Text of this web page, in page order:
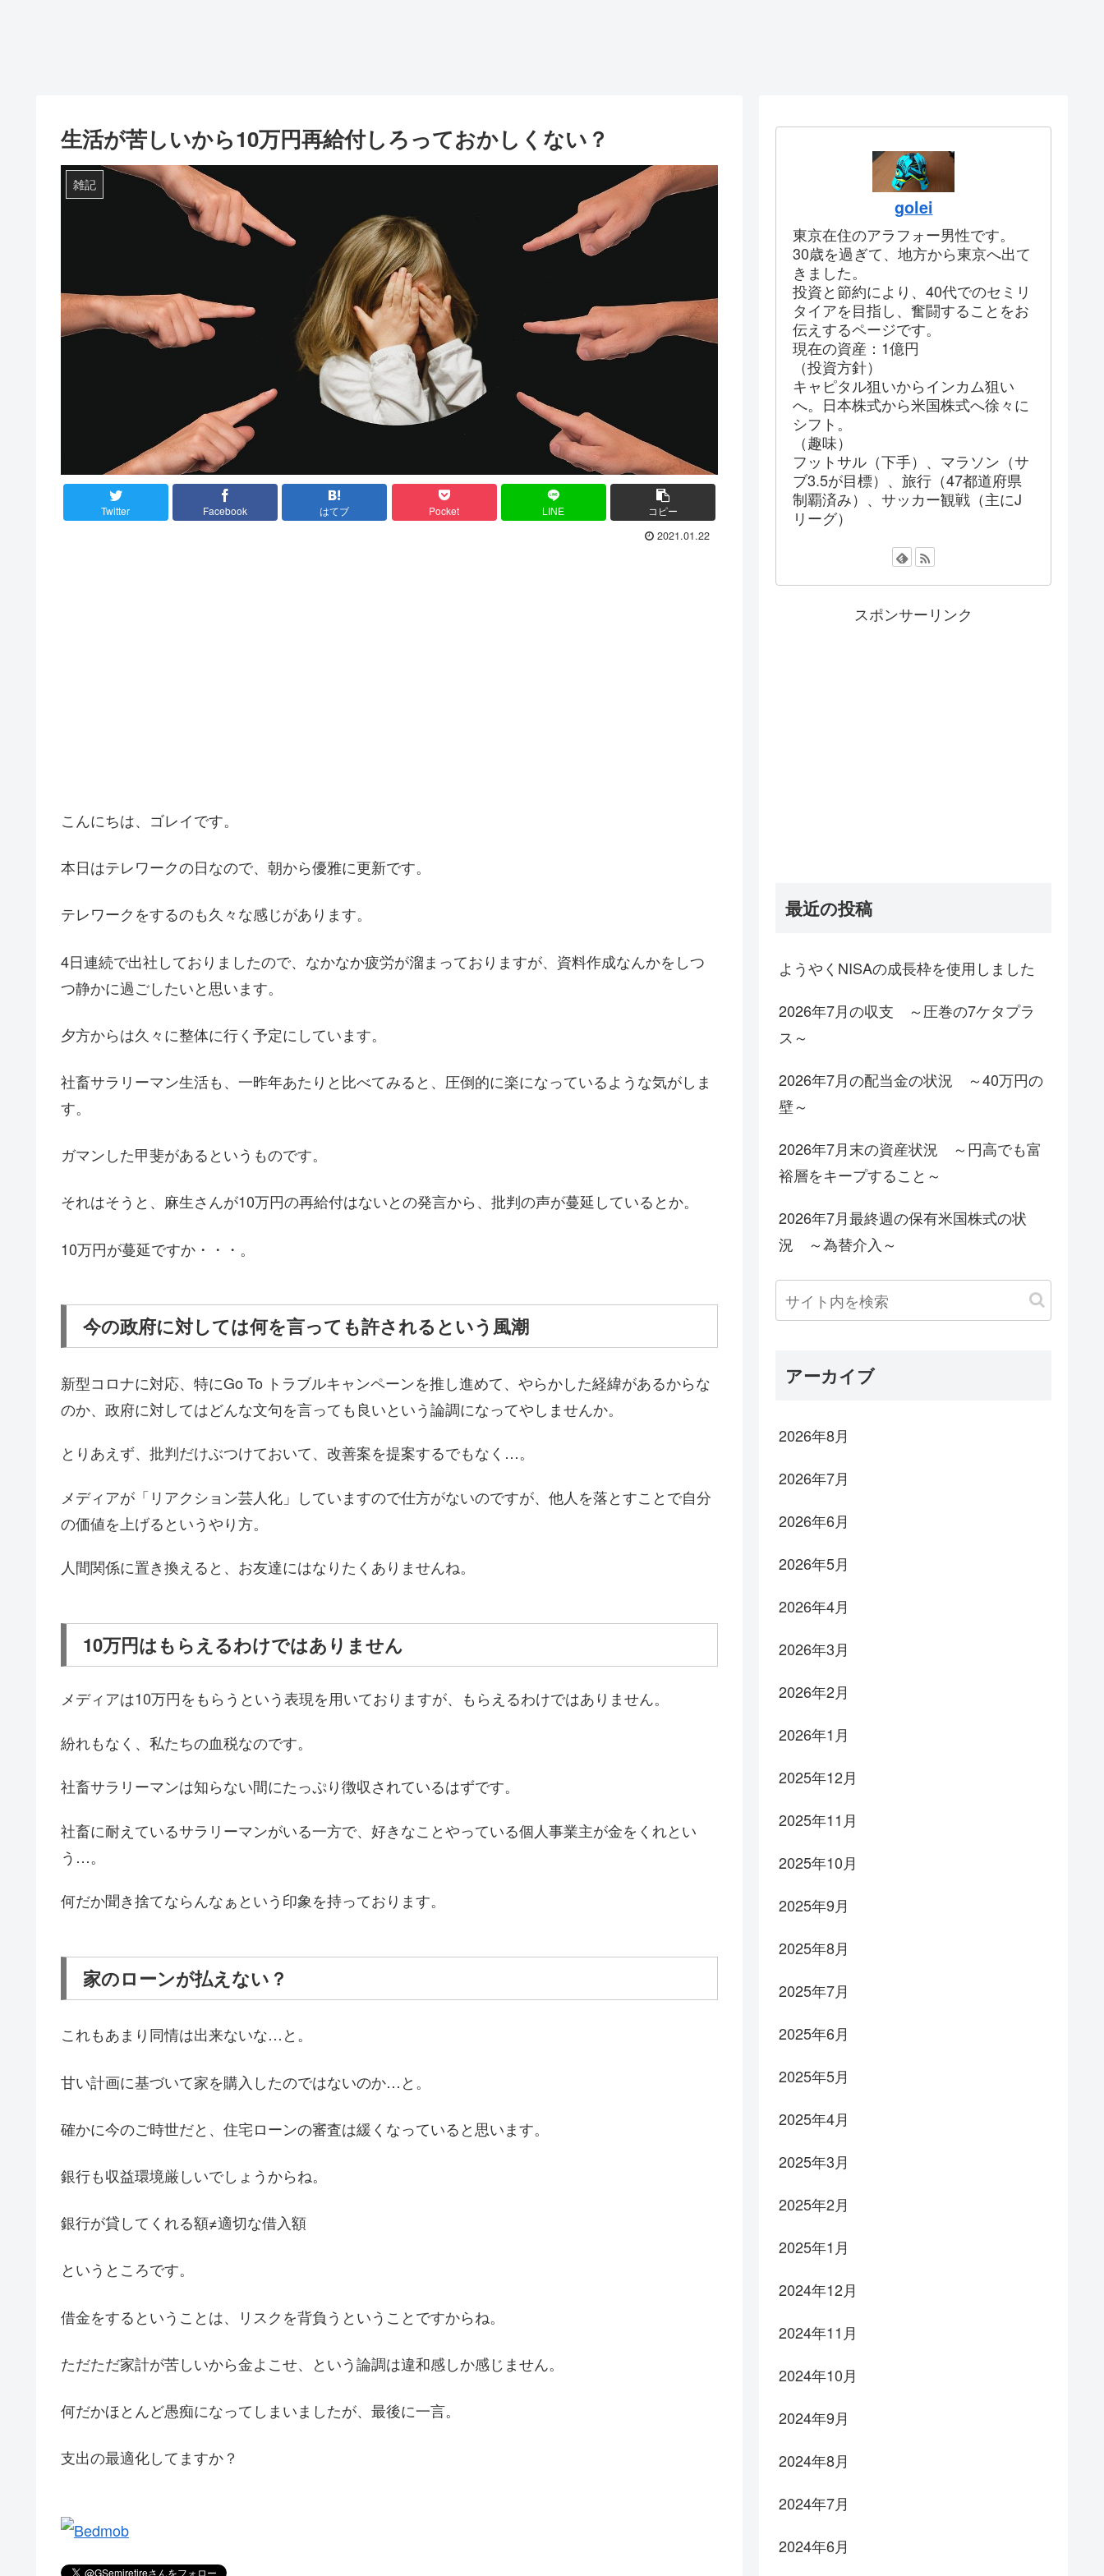
生活が苦しいから10万円再給付しろっておかしくない？
雑記
Twitter Facebook はてブ Pocket LINE コピー
2021.01.22
こんにちは、ゴレイです。
本日はテレワークの日なので、朝から優雅に更新です。
テレワークをするのも久々な感じがあります。
4日連続で出社しておりましたので、なかなか疲労が溜まっておりますが、資料作成なんかをしつ
つ静かに過ごしたいと思います。
夕方からは久々に整体に行く予定にしています。
社畜サラリーマン生活も、一昨年あたりと比べてみると、圧倒的に楽になっているような気がしま
す。
ガマンした甲斐があるというものです。
それはそうと、麻生さんが10万円の再給付はないとの発言から、批判の声が蔓延しているとか。
10万円が蔓延ですか・・・。
今の政府に対しては何を言っても許されるという風潮
新型コロナに対応、特にGo To トラブルキャンペーンを推し進めて、やらかした経緯があるからな
のか、政府に対してはどんな文句を言っても良いという論調になってやしませんか。
とりあえず、批判だけぶつけておいて、改善案を提案するでもなく…。
メディアが「リアクション芸人化」していますので仕方がないのですが、他人を落とすことで自分
の価値を上げるというやり方。
人間関係に置き換えると、お友達にはなりたくありませんね。
10万円はもらえるわけではありません
メディアは10万円をもらうという表現を用いておりますが、もらえるわけではありません。
紛れもなく、私たちの血税なのです。
社畜サラリーマンは知らない間にたっぷり徴収されているはずです。
社畜に耐えているサラリーマンがいる一方で、好きなことやっている個人事業主が金をくれとい
う…。
何だか聞き捨てならんなぁという印象を持っております。
家のローンが払えない？
これもあまり同情は出来ないな…と。
甘い計画に基づいて家を購入したのではないのか…と。
確かに今のご時世だと、住宅ローンの審査は緩くなっていると思います。
銀行も収益環境厳しいでしょうからね。
銀行が貸してくれる額≠適切な借入額
というところです。
借金をするということは、リスクを背負うということですからね。
ただただ家計が苦しいから金よこせ、という論調は違和感しか感じません。
何だかほとんど愚痴になってしまいましたが、最後に一言。
支出の最適化してますか？
golei
東京在住のアラフォー男性です。
30歳を過ぎて、地方から東京へ出て
きました。
投資と節約により、40代でのセミリ
タイアを目指し、奮闘することをお
伝えするページです。
現在の資産：1億円
（投資方針）
キャピタル狙いからインカム狙い
へ。日本株式から米国株式へ徐々に
シフト。
（趣味）
フットサル（下手）、マラソン（サ
ブ3.5が目標）、旅行（47都道府県
制覇済み）、サッカー観戦（主にJ
リーグ）
スポンサーリンク
最近の投稿
ようやくNISAの成長枠を使用しました
2026年7月の収支 ～圧巻の7ケタプラ
ス～
2026年7月の配当金の状況 ～40万円の
壁～
2026年7月末の資産状況 ～円高でも富
裕層をキープすること～
2026年7月最終週の保有米国株式の状
況 ～為替介入～
アーカイブ
2026年8月
2026年7月
2026年6月
2026年5月
2026年4月
2026年3月
2026年2月
2026年1月
2025年12月
2025年11月
2025年10月
2025年9月
2025年8月
2025年7月
2025年6月
2025年5月
2025年4月
2025年3月
2025年2月
2025年1月
2024年12月
2024年11月
2024年10月
2024年9月
2024年8月
2024年7月
2024年6月